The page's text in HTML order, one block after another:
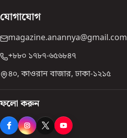
যোগাযোগ
magazine.anannya@gmail.com
+৮৮০ ১৭৮৭-৬৫৬৮৪৭
৪০, কাওরান বাজার, ঢাকা-১২১৫
ফলো করুন